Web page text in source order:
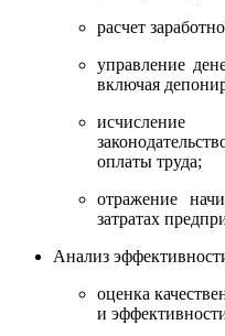
расчет
управление
включая
оплаты труда;
отражение
затратах
Анализ
оценка
и